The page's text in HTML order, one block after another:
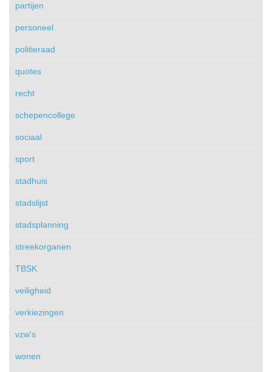
partijen
personeel
politieraad
quotes
recht
schepencollege
sociaal
sport
stadhuis
stadslijst
stadsplanning
streekorganen
TBSK
veiligheid
verkiezingen
vzw's
wonen